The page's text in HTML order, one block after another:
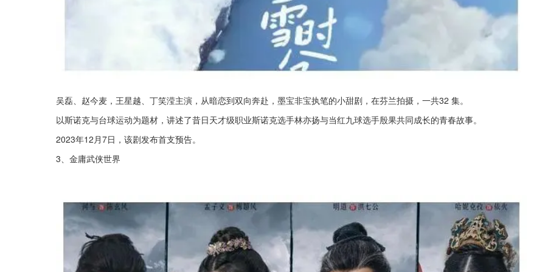
吴磊、赵今麦，王星越、丁笑滢主演，从暗恋到双向奔赴，墨宝非宝执笔的小甜剧，在芬兰拍摄，一共32 集。
以斯诺克与台球运动为题材，讲述了昔日天才级职业斯诺克选手林亦扬与当红九球选手殷果共同成长的青春故事。
2023年12月7日，该剧发布首支预告。
3、金庸武侠世界